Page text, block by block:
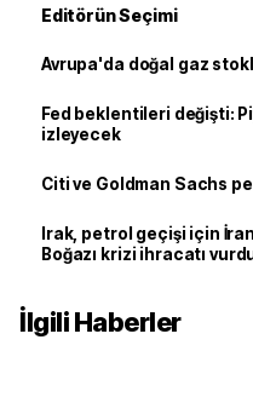
Editörün Seçimi
Avrupa'da doğal gaz
Fed beklentileri değişti:
izleyecek
Citi ve Goldman Sachs
Irak, petrol geçişi için
Boğazı krizi ihracatı
İlgili Haberler